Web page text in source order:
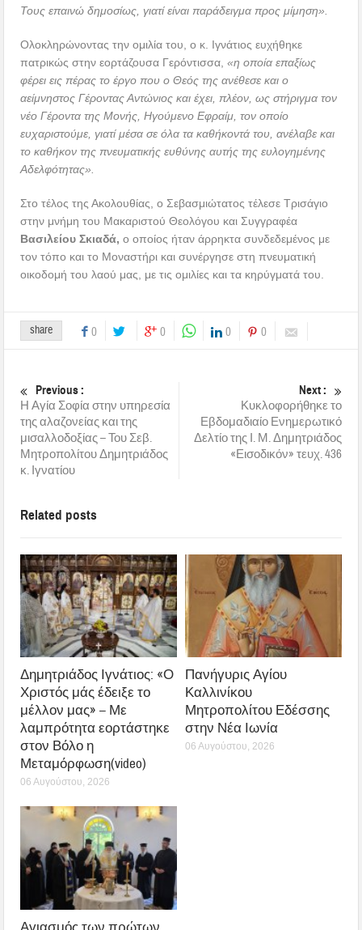
Τους επαινώ δημοσίως, γιατί είναι παράδειγμα προς μίμηση».
Ολοκληρώνοντας την ομιλία του, ο κ. Ιγνάτιος ευχήθηκε
πατρικώς στην εορτάζουσα Γερόντισσα,«η οποία επαξίως
φέρει εις πέρας το έργο που ο Θεός της ανέθεσε και ο
αείμνηστος Γέροντας Αντώνιος και έχει, πλέον, ως στήριγμα τον
νέο Γέροντα της Μονής, Ηγούμενο Εφραίμ, τον οποίο
ευχαριστούμε, γιατί μέσα σε όλα τα καθήκοντά του, ανέλαβε και
το καθήκον της πνευματικής ευθύνης αυτής της ευλογημένης
Αδελφότητας».
Στο τέλος της Ακολουθίας, ο Σεβασμιώτατος τέλεσε Τρισάγιο
στην μνήμη του Μακαριστού Θεολόγου και Συγγραφέα
Βασιλείου Σκιαδά, ο οποίος ήταν άρρηκτα συνδεδεμένος με
τον τόπο και το Μοναστήρι και συνέργησε στη πνευματική
οικοδομή του λαού μας, με τις ομιλίες και τα κηρύγματά του.
share 0 0 0 0
Previous :
Η Αγία Σοφία στην υπηρεσία
της αλαζονείας και της
μισαλλοδοξίας – Του Σεβ.
Μητροπολίτου Δημητριάδος
κ. Ιγνατίου
Next :
Κυκλοφορήθηκε το
Εβδομαδιαίο Ενημερωτικό
Δελτίο της Ι. Μ. Δημητριάδος
«Εισοδικόν» τευχ. 436
Related posts
Δημητριάδος Ιγνάτιος: «Ο
Χριστός μάς έδειξε το
μέλλον μας» – Με
λαμπρότητα εορτάστηκε
στον Βόλο η
Μεταμόρφωση(video)
06 Αυγούστου, 2026
Πανήγυρις Αγίου
Καλλινίκου
Μητροπολίτου Εδέσσης
στην Νέα Ιωνία
06 Αυγούστου, 2026